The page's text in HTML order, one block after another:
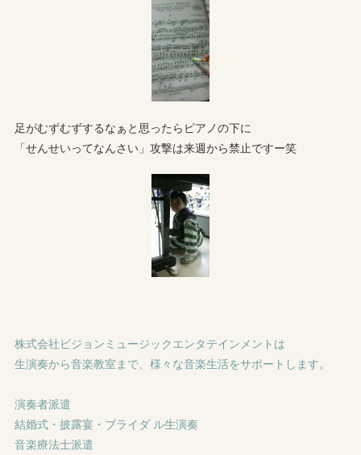
足がむずむずするなぁと思ったらピアノの下に
「せんせいってなんさい」攻撃は来週から禁止ですー笑
株式会社ビジョンミュージックエンタテインメントは
生演奏から音楽教室まで、様々な音楽生活をサポートします。
演奏者派遣
結婚式・披露宴・ブライダ ル生演奏
音楽療法士派遣